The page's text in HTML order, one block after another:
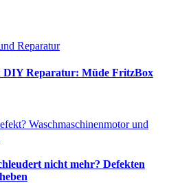
DIY Reparatur: Müde FritzBox
nicht mehr? Defekten